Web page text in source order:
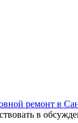
ремонт в
в